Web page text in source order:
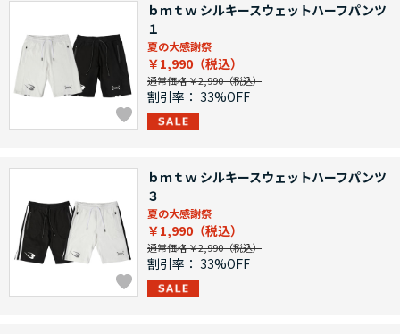
ｂｍｔｗ シルキースウェットハーフパンツ
１
夏の大感謝祭
￥1,990
通常価格 ￥2,990
割引率： 33%OFF
ｂｍｔｗ シルキースウェットハーフパンツ
３
夏の大感謝祭
￥1,990
通常価格 ￥2,990
割引率： 33%OFF